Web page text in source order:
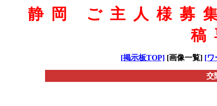
静岡 ご主人様募
[掲示板TOP][画像一覧] [ワ
交